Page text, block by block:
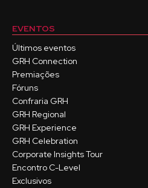
EVENTOS
Últimos eventos
GRH Connection
Premiações
Fóruns
Confraria GRH
GRH Regional
GRH Experience
GRH Celebration
Corporate Insights Tour
Encontro C-Level
Exclusivos